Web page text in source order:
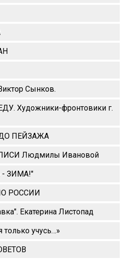
Сынков.
Художники-фронтовики г.
ПЕЙЗАЖА
Людмилы Ивановой
ЗИМА!"
РОССИИ
Екатерина Листопад
учусь…»